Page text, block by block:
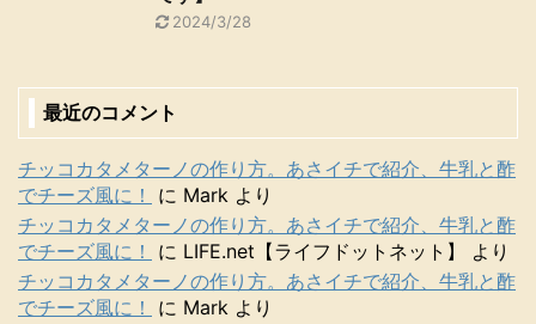
2024/3/28
最近のコメント
チッコカタメターノの作り方。あさイチで紹介、牛乳と酢
でチーズ風に！
に Mark より
チッコカタメターノの作り方。あさイチで紹介、牛乳と酢
でチーズ風に！
に LIFE.net【ライフドットネット】
より
チッコカタメターノの作り方。あさイチで紹介、牛乳と酢
でチーズ風に！
に Mark より